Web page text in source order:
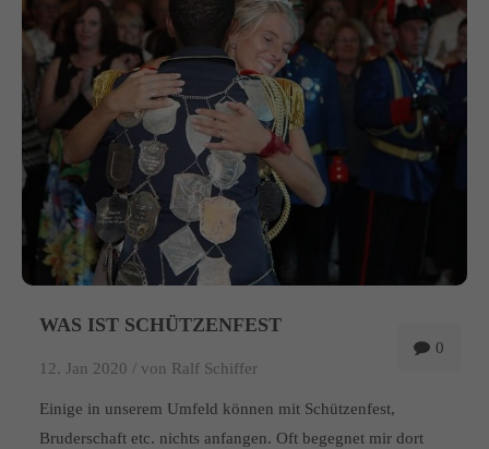
0
WAS IST SCHÜTZENFEST
12. Jan 2020 / von Ralf Schiffer
Einige in unserem Umfeld können mit Schützenfest,
Bruderschaft etc. nichts anfangen. Oft begegnet mir dort